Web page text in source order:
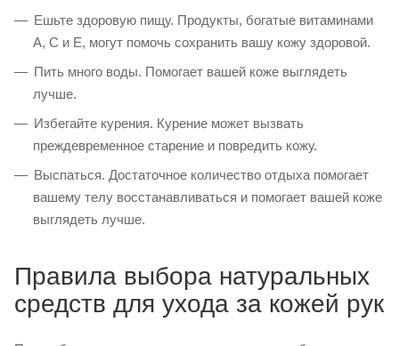
Ешьте здоровую пищу. Продукты, богатые витаминами
А, С и Е, могут помочь сохранить вашу кожу здоровой.
Пить много воды. Помогает вашей коже выглядеть
лучше.
Избегайте курения. Курение может вызвать
преждевременное старение и повредить кожу.
Выспаться. Достаточное количество отдыха помогает
вашему телу восстанавливаться и помогает вашей коже
выглядеть лучше.
Правила выбора натуральных
средств для ухода за кожей рук